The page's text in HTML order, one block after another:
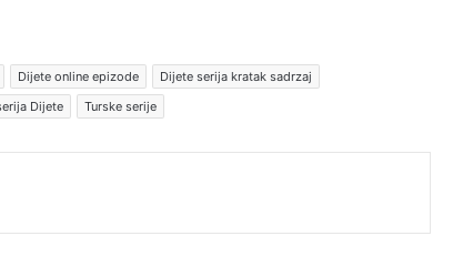
Dijete online epizode
Dijete serija kratak sadrzaj
Dijete Turske serije